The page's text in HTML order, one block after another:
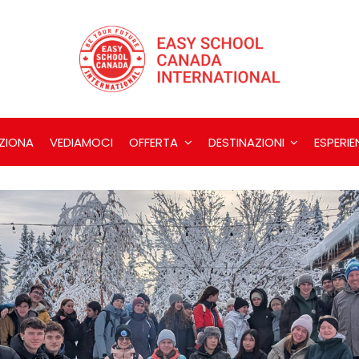
VEDIAMOCI OFFERTA DESTINAZIONI